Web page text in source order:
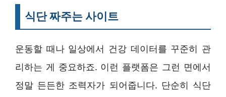
식단 짜주는 사이트
운동할 때나 일상에서 건강 데이터를 꾸준히 관
리하는 게 중요하죠. 이런 플랫폼은 그런 면에서
정말 든든한 조력자가 되어줍니다. 단순히 식단